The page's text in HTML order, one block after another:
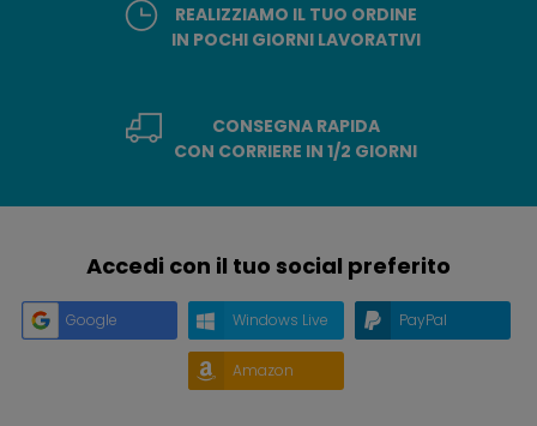
REALIZZIAMO IL TUO ORDINE
IN POCHI GIORNI LAVORATIVI
CONSEGNA RAPIDA
CON CORRIERE IN 1/2 GIORNI
Accedi con il tuo social preferito
Google Windows Live PayPal
Amazon